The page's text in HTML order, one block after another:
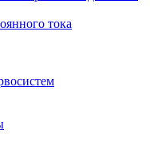
тока